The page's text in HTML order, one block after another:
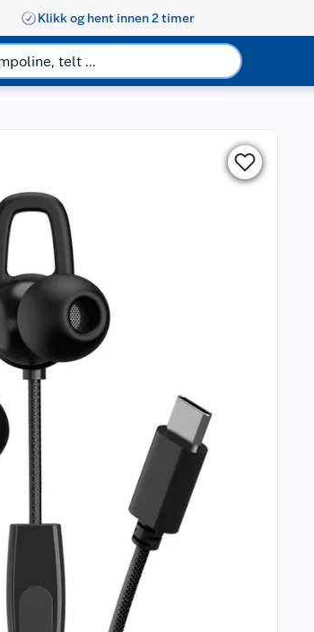
Klikk og hent innen 2 timer